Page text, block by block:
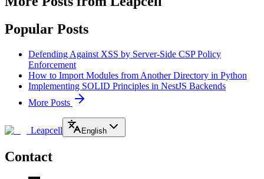
Popular Posts
Defending Against XSS by Server-Side CSP Policy
Enforcement
How to Import Modules from Another Directory in Python
Implementing SOLID Principles in NestJS Backends
More Posts
Leapcell English
Contact